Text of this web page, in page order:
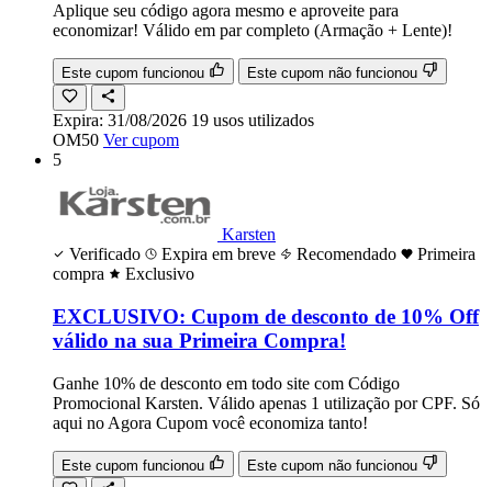
Aplique seu código agora mesmo e aproveite para
economizar! Válido em par completo (Armação + Lente)!
Este cupom funcionou Este cupom não funcionou
Expira: 31/08/2026 19 usos utilizados
OM50 Ver cupom
5
Karsten
Verificado
Expira em breve Recomendado
Primeira
compra
Exclusivo
EXCLUSIVO: Cupom de desconto de 10% Off
válido na sua Primeira Compra!
Ganhe 10% de desconto em todo site com Código
Promocional Karsten. Válido apenas 1 utilização por CPF. Só
aqui no Agora Cupom você economiza tanto!
Este cupom funcionou Este cupom não funcionou